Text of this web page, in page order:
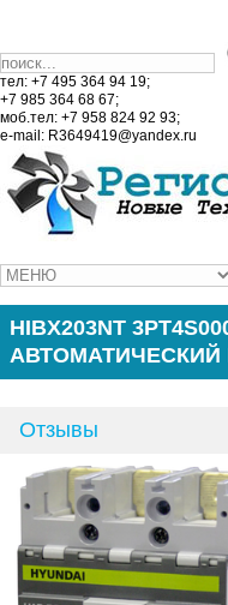
тел: +7 495 364 94 19;
+7 985 364 68 67;
моб.тел: +7 958 824 92 93;
e-mail: R3649419@yandex.ru
HIBX203NT
Отзывы